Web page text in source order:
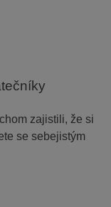
zajistili, že si
se sebejistým